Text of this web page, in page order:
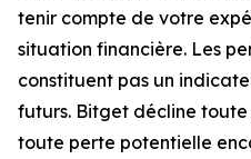
tenir compte de votre
situation financière. Les
constituent pas un
futurs. Bitget décline
toute perte potentielle